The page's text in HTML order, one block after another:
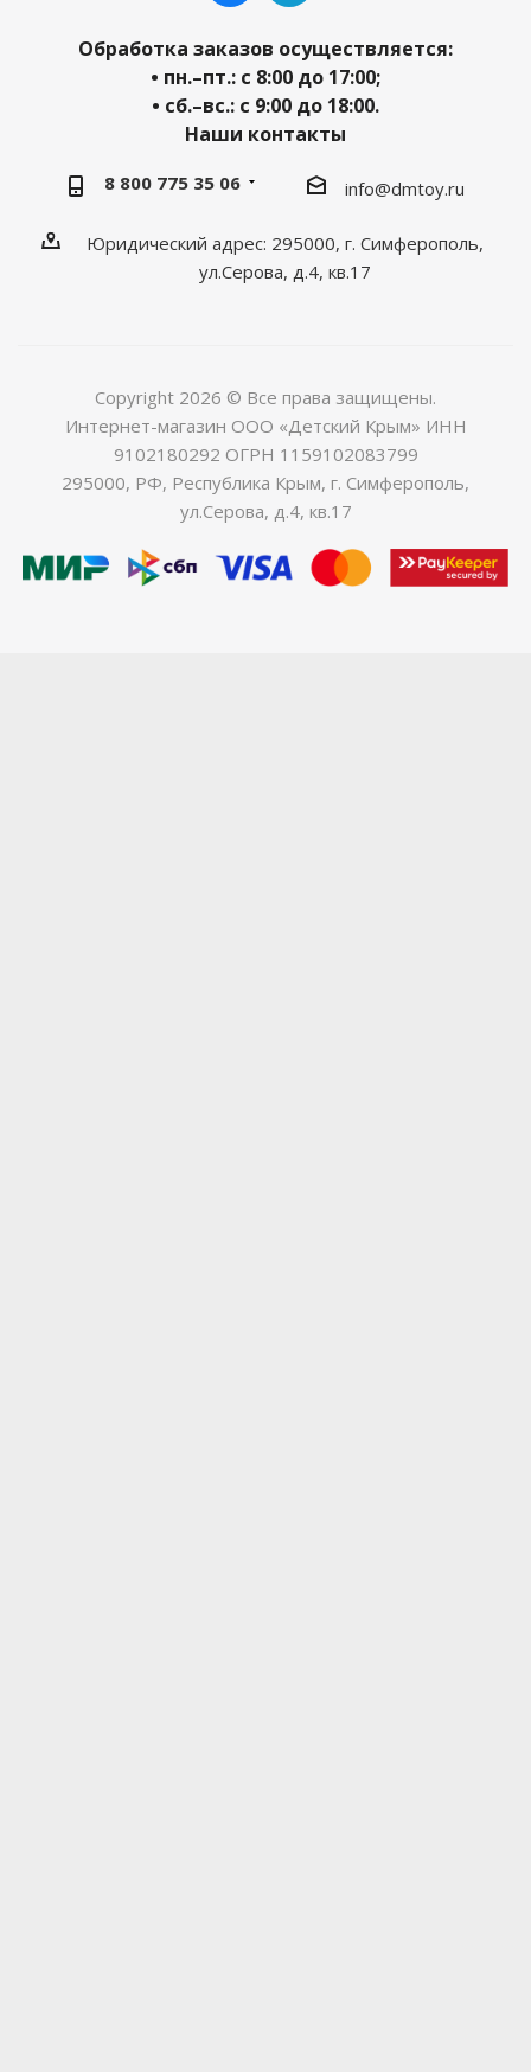
Обработка заказов осуществляется:
• пн.–пт.: с 8:00 до 17:00;
• сб.–вс.: с 9:00 до 18:00.
Наши контакты
8 800 775 35 06 info@dmtoy.ru
Юридический адрес: 295000, г. Симферополь,
ул.Серова, д.4, кв.17
Copyright 2026 © Все права защищены.
Интернет-магазин ООО «Детский Крым» ИНН
9102180292 ОГРН 1159102083799
295000, РФ, Республика Крым, г. Симферополь,
ул.Серова, д.4, кв.17